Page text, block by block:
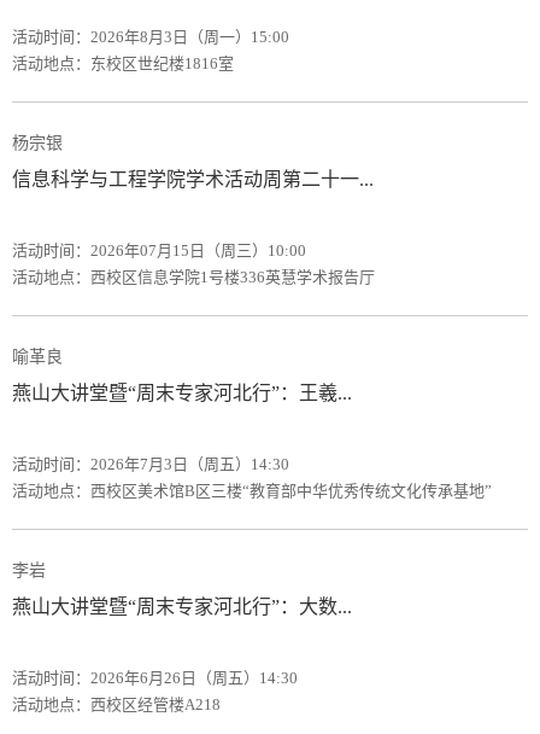
活动时间：2026年8月3日（周一）15:00
活动地点：东校区世纪楼1816室
杨宗银
信息科学与工程学院学术活动周第二十一...
活动时间：2026年07月15日（周三）10:00
活动地点：西校区信息学院1号楼336英慧学术报告厅
喻革良
燕山大讲堂暨“周末专家河北行”：王羲...
活动时间：2026年7月3日（周五）14:30
活动地点：西校区美术馆B区三楼“教育部中华优秀传统文化传承基地”
李岩
燕山大讲堂暨“周末专家河北行”：大数...
活动时间：2026年6月26日（周五）14:30
活动地点：西校区经管楼A218